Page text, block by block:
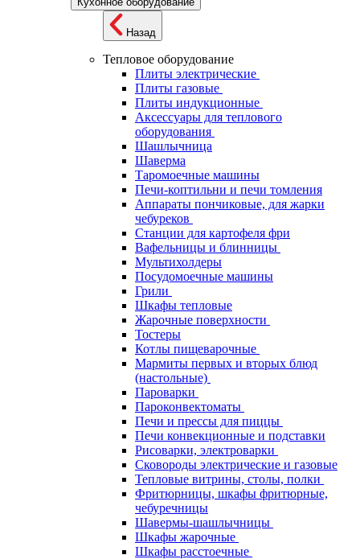
Назад
Тепловое оборудование
Плиты электрические
Плиты газовые
Плиты индукционные
Аксессуары для теплового
оборудования
Шашлычница
Шаверма
Таромоечные машины
Печи-коптильни и печи томления
Аппараты пончиковые, для жарки
чебуреков
Станции для картофеля фри
Вафельницы и блинницы
Мультихолдеры
Посудомоечные машины
Грили
Шкафы тепловые
Жарочные поверхности
Тостеры
Котлы пищеварочные
Мармиты первых и вторых блюд
(настольные)
Пароварки
Пароконвектоматы
Печи и прессы для пиццы
Печи конвекционные и подставки
Рисоварки, электроварки
Сковороды электрические и газовые
Тепловые витрины, столы, полки
Фритюрницы, шкафы фритюрные,
чебуречницы
Шавермы-шашлычницы
Шкафы жарочные
Шкафы расстоечные